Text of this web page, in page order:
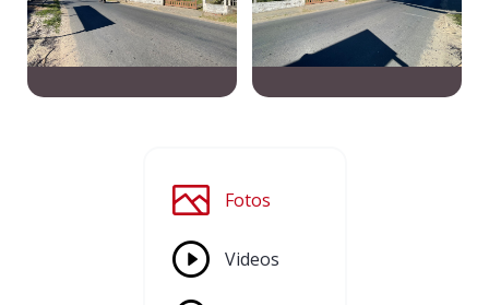
Fotos
Videos